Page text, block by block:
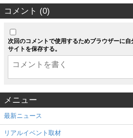
コメント (0)
次回のコメントで使用するためブラウザーに自
サイトを保存する。
メニュー
最新ニュース
リアルイベント取材